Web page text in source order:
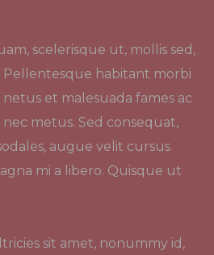
scelerisque ut, mollis sed,
Pellentesque habitant morbi
et malesuada fames ac
metus. Sed consequat,
augue velit cursus
mi a libero. Quisque ut
sit amet, nonummy id,